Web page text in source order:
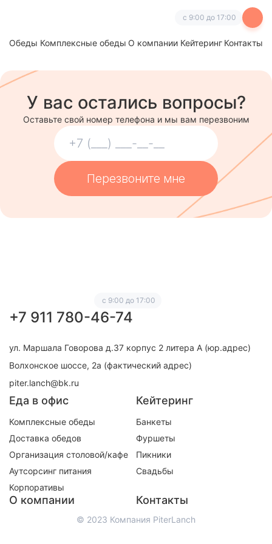
с 9:00 до 17:00
Обеды Комплексные обеды О компании Кейтеринг Контакты
У вас остались вопросы?
Оставьте свой номер телефона и мы вам перезвоним
Перезвоните мне
с 9:00 до 17:00
+7 911 780-46-74
Еда в офис
Комплексные обеды
Доставка обедов
Организация столовой/кафе
Аутсорсинг питания
Корпоративы
Кейтеринг
Банкеты
Фуршеты
Пикники
Свадьбы
О компании Контакты
ул. Маршала Говорова д.37 корпус 2 литера А (юр.адрес)
Волхонское шоссе, 2а (фактический адрес)
piter.lanch@bk.ru
© 2023 Компания PiterLanch